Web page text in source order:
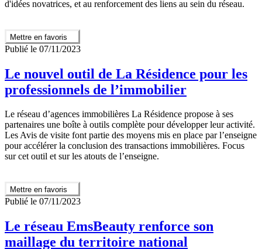
d'idées novatrices, et au renforcement des liens au sein du réseau.
Mettre en favoris
Publié le 07/11/2023
Le nouvel outil de La Résidence pour les
professionnels de l’immobilier
Le réseau d’agences immobilières La Résidence propose à ses
partenaires une boîte à outils complète pour développer leur activité.
Les Avis de visite font partie des moyens mis en place par l’enseigne
pour accélérer la conclusion des transactions immobilières. Focus
sur cet outil et sur les atouts de l’enseigne.
Mettre en favoris
Publié le 07/11/2023
Le réseau EmsBeauty renforce son
maillage du territoire national